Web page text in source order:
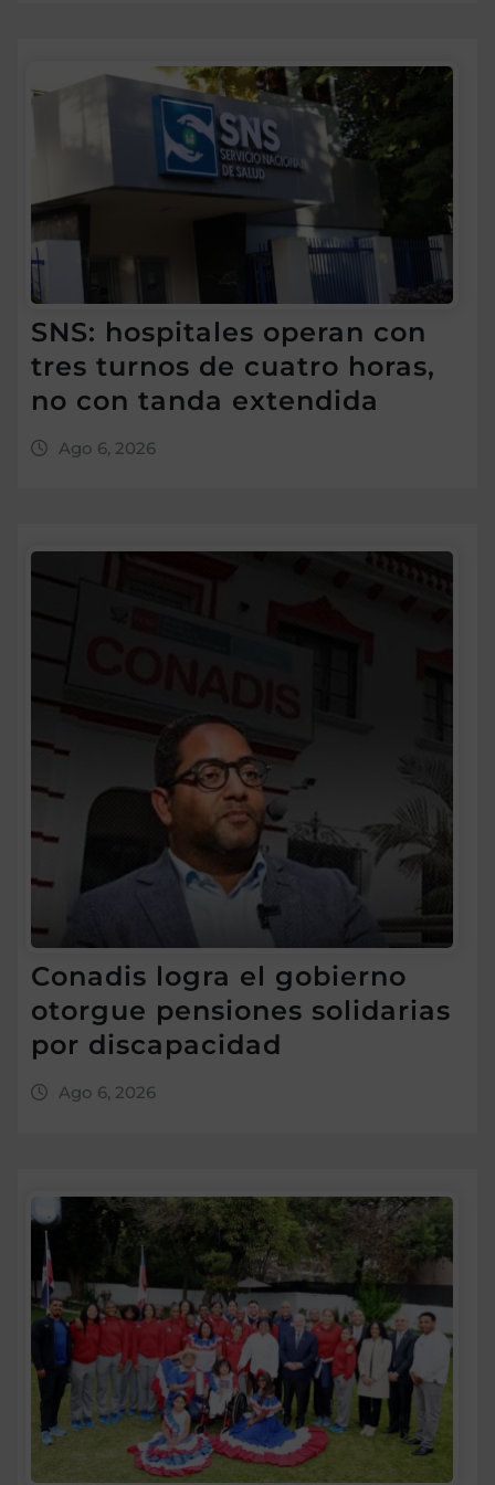
SNS: hospitales operan con
tres turnos de cuatro horas,
no con tanda extendida
Ago 6, 2026
Conadis logra el gobierno
otorgue pensiones solidarias
por discapacidad
Ago 6, 2026